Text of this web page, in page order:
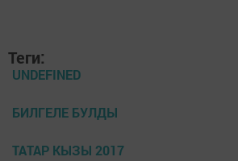
Теги:
UNDEFINED
БИЛГЕЛЕ БУЛДЫ
ТАТАР КЫЗЫ 2017